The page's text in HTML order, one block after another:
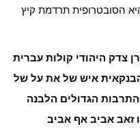
הסובטרופית תרדמת קיץ
צדק היהודי קולות עברית
הבנקאית איש של את על של
הגדולים הלבנה
זאב אביב אף אביב